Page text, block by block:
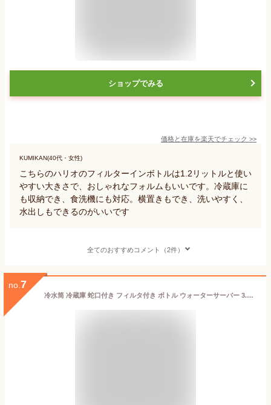
ショップでみる
価格と在庫を楽天でチェック >>
KUMIKAN(40代・女性)
こちらのハリオのフィルターインボトルは1.2リットルと使い
やすい大きさで、おしゃれなフォルムもいいです。冷蔵庫に
も収納でき、食洗機にも対応。横置きもでき、洗いやすく、
水出しもできるのがいいです
全てのおすすめコメント（2件）
no. 7
冷水筒 冷蔵庫 蛇口付き フィルタ付き ボトル ウォーターサーバー 3.9L PP材質 大容量 透明 ジュース 容器 水タンク水出し 茶ポット 耐熱 耐冷 飲料水バケット冷蔵庫用ディスペンサー 家庭用 麦茶ポット ティーポット 飲料水バケット イエロー グリーン 送料無料